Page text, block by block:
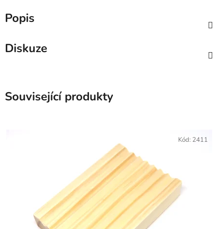
Popis
Diskuze
Související produkty
Kód: 2411